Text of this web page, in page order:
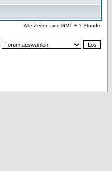
Alle Zeiten sind GMT + 1 Stunde